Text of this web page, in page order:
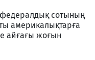
федералдық сотының
америкалықтарға
айғағы жоғын